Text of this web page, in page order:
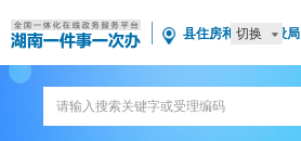
县住房和城乡建设局
切换